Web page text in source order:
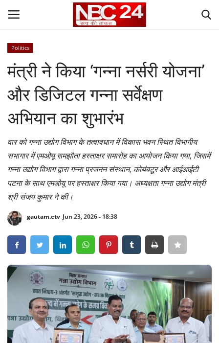
Contact
Gallery
National
World
State
Politics
Crime
Business
Sports
Lifestyle
Politics
मंत्री ने किया ‘गन्ना नर्सरी योजना’
और डिजिटल गन्ना सर्वेक्षण
अभियान का शुभारंभ
वार को गन्ना उद्योग विभाग के तत्वावधान में विकास भवन स्थित विभागीय
सभागार में एमओयू समझौता हस्ताक्षर समारोह का आयोजन किया गया, जिसमें
गन्ना उद्योग विभाग द्वारा गन्ना प्रजनन संस्थान, कोयंबटूर और आईआईटी
पटना के साथ एमओयू पर हस्ताक्षर किया गया। अध्यक्षता गन्ना उद्योग मंत्री
श्री संजय कुमार ने की।
gautam.etv Jun 23, 2026 - 18:38